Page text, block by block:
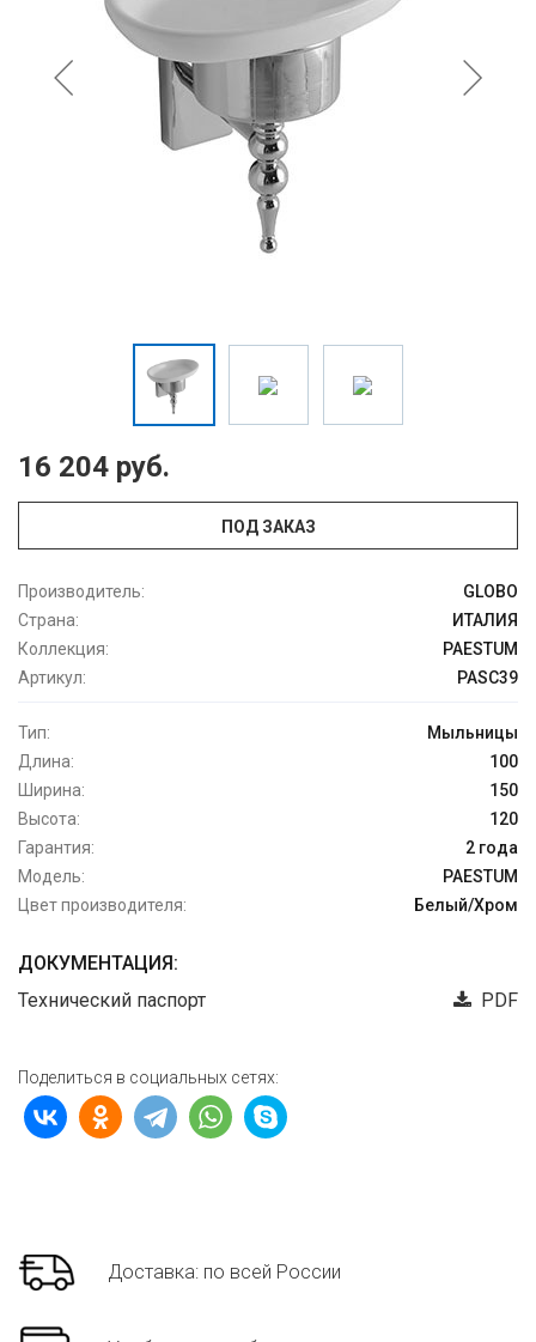
16 204 руб.
ПОД ЗАКАЗ
Производитель:
GLOBO
Страна:
ИТАЛИЯ
Коллекция:
PAESTUM
Артикул:
PASC39
Тип:
Мыльницы
Длина:
100
Ширина:
150
Высота:
120
Гарантия:
2 года
Модель:
PAESTUM
Цвет производителя:
Белый/Хром
ДОКУМЕНТАЦИЯ:
Технический паспорт
PDF
Поделиться в социальных сетях:
Доставка: по всей России